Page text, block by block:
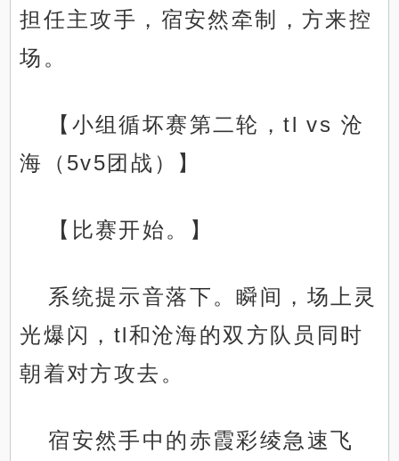
担任主攻手，宿安然牵制，方来控
场。
【小组循坏赛第二轮，tl vs 沧
海（5v5团战）】
【比赛开始。】
系统提示音落下。瞬间，场上灵
光爆闪，tl和沧海的双方队员同时
朝着对方攻去。
宿安然手中的赤霞彩绫急速飞